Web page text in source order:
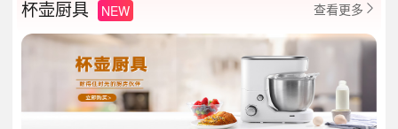
杯壶厨具 NEW 查看更多 